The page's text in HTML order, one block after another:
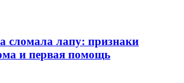
сломала лапу: признаки
и первая помощь